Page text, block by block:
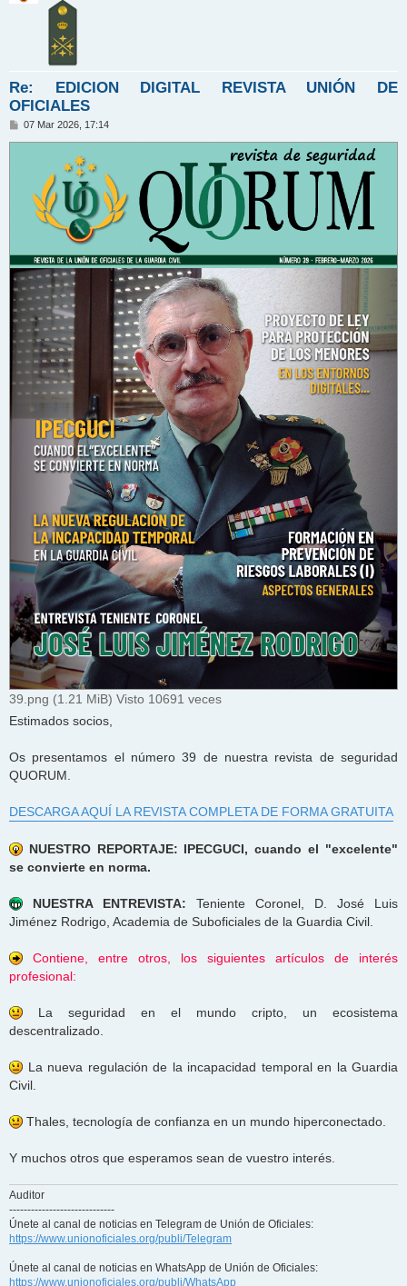
Re: EDICION DIGITAL REVISTA UNIÓN DE
OFICIALES
M
07 Mar 2026, 17:14
39.png (1.21 MiB) Visto 10691 veces
Estimados socios,
Os presentamos el número 39 de nuestra revista de seguridad
QUORUM.
DESCARGA AQUÍ LA REVISTA COMPLETA DE FORMA GRATUITA
NUESTRO REPORTAJE: IPECGUCI, cuando el "excelente"
se convierte en norma.
NUESTRA ENTREVISTA: Teniente Coronel, D. José Luis
Jiménez Rodrigo, Academia de Suboficiales de la Guardia Civil.
Contiene, entre otros, los siguientes artículos de interés
profesional:
La seguridad en el mundo cripto, un ecosistema
descentralizado.
La nueva regulación de la incapacidad temporal en la Guardia
Civil.
Thales, tecnología de confianza en un mundo hiperconectado.
Y muchos otros que esperamos sean de vuestro interés.
Auditor
-----------------------------
Únete al canal de noticias en Telegram de Unión de Oficiales:
https://www.unionoficiales.org/publi/Telegram
Únete al canal de noticias en WhatsApp de Unión de Oficiales:
https://www.unionoficiales.org/publi/WhatsApp